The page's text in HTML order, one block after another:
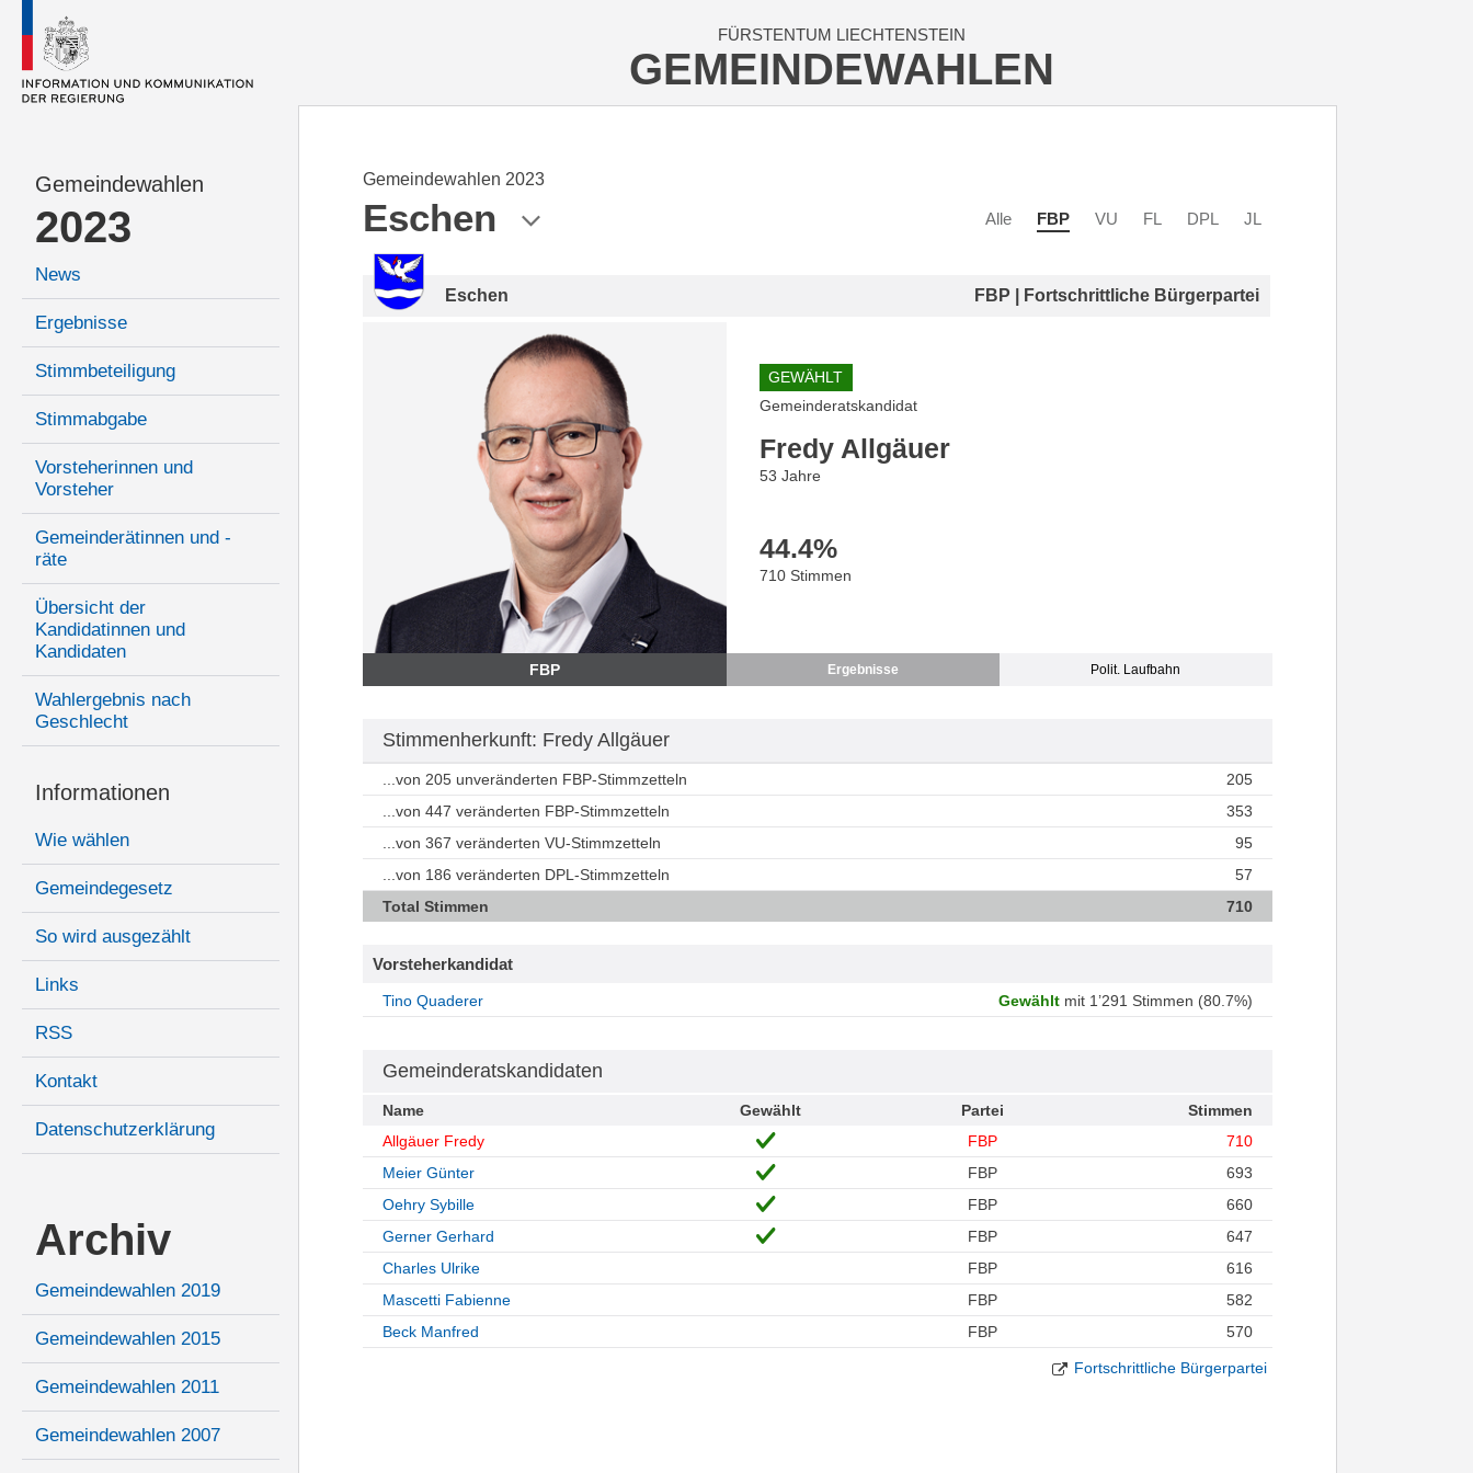
FÜRSTENTUM LIECHTENSTEIN
GEMEINDEWAHLEN
Gemeindewahlen
2023
News
Ergebnisse
Stimmbeteiligung
Stimmabgabe
Vorsteherinnen und
Vorsteher
Gemeinderätinnen und -
räte
Übersicht der
Kandidatinnen und
Kandidaten
Wahlergebnis nach
Geschlecht
Informationen
Wie wählen
Gemeindegesetz
So wird ausgezählt
Links
RSS
Kontakt
Datenschutzerklärung
Archiv
Gemeindewahlen 2019
Gemeindewahlen 2015
Gemeindewahlen 2011
Gemeindewahlen 2007
Gemeindewahlen 2023
Eschen Alle FBP VU FL DPL JL
Eschen FBP | Fortschrittliche Bürgerpartei
FBP
GEWÄHLT
Gemeinderatskandidat
Fredy Allgäuer
53 Jahre
44.4%
710 Stimmen
Ergebnisse Polit. Laufbahn
Stimmenherkunft: Fredy Allgäuer
...von 205 unveränderten FBP-Stimmzetteln
205
...von 447 veränderten FBP-Stimmzetteln
353
...von 367 veränderten VU-Stimmzetteln
95
...von 186 veränderten DPL-Stimmzetteln
57
Total Stimmen
710
Vorsteherkandidat
Tino Quaderer Gewähltmit 1’291 Stimmen (80.7%)
Gemeinderatskandidaten
Name Gewählt Partei
Stimmen
Allgäuer Fredy
FBP
710
Meier Günter
FBP
693
Oehry Sybille
FBP
660
Gerner Gerhard
FBP
647
Charles Ulrike
FBP
616
Mascetti Fabienne
FBP
582
Beck Manfred
FBP 570
Fortschrittliche Bürgerpartei